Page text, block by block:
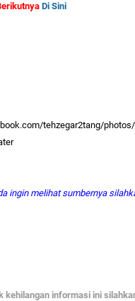
Di Sini
tehzegar2tang/
ingin melihat sumbernya
kehilangan informasi ini